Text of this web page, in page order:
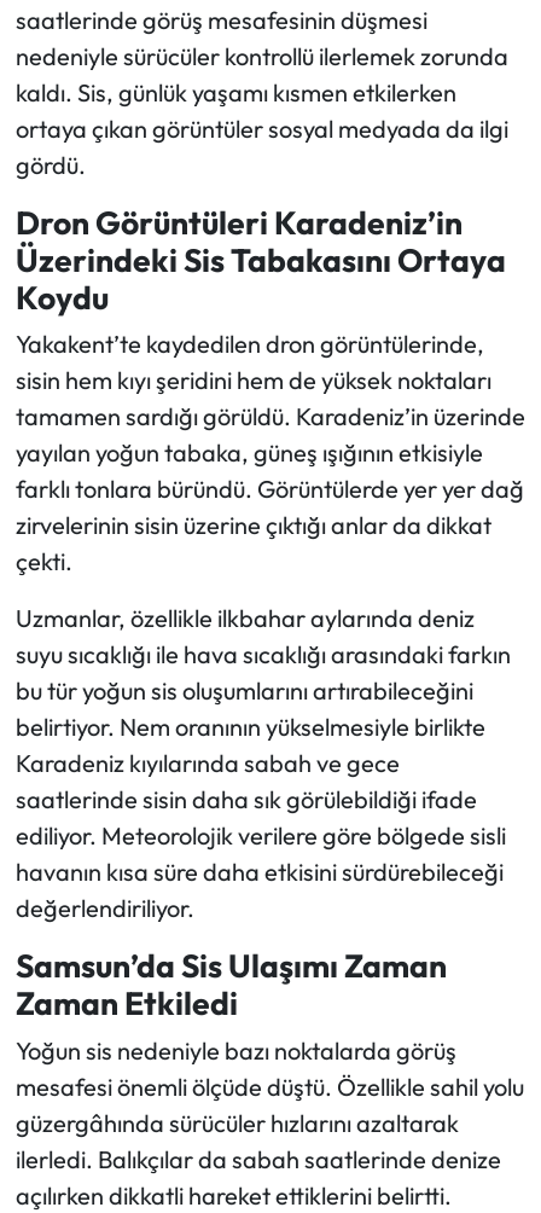
saatlerinde görüş mesafesinin düşmesi
nedeniyle sürücüler kontrollü ilerlemek zorunda
kaldı. Sis, günlük yaşamı kısmen etkilerken
ortaya çıkan görüntüler sosyal medyada da ilgi
gördü.
Dron Görüntüleri Karadeniz’in
Üzerindeki Sis Tabakasını Ortaya
Koydu
Yakakent’te kaydedilen dron görüntülerinde,
sisin hem kıyı şeridini hem de yüksek noktaları
tamamen sardığı görüldü. Karadeniz’in üzerinde
yayılan yoğun tabaka, güneş ışığının etkisiyle
farklı tonlara büründü. Görüntülerde yer yer dağ
zirvelerinin sisin üzerine çıktığı anlar da dikkat
çekti.
Uzmanlar, özellikle ilkbahar aylarında deniz
suyu sıcaklığı ile hava sıcaklığı arasındaki farkın
bu tür yoğun sis oluşumlarını artırabileceğini
belirtiyor. Nem oranının yükselmesiyle birlikte
Karadeniz kıyılarında sabah ve gece
saatlerinde sisin daha sık görülebildiği ifade
ediliyor. Meteorolojik verilere göre bölgede sisli
havanın kısa süre daha etkisini sürdürebileceği
değerlendiriliyor.
Samsun’da Sis Ulaşımı Zaman
Zaman Etkiledi
Yoğun sis nedeniyle bazı noktalarda görüş
mesafesi önemli ölçüde düştü. Özellikle sahil yolu
güzergâhında sürücüler hızlarını azaltarak
ilerledi. Balıkçılar da sabah saatlerinde denize
açılırken dikkatli hareket ettiklerini belirtti.